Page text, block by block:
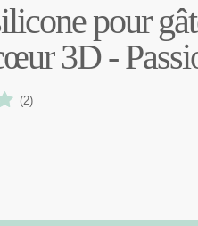
pour
3D -
(2)